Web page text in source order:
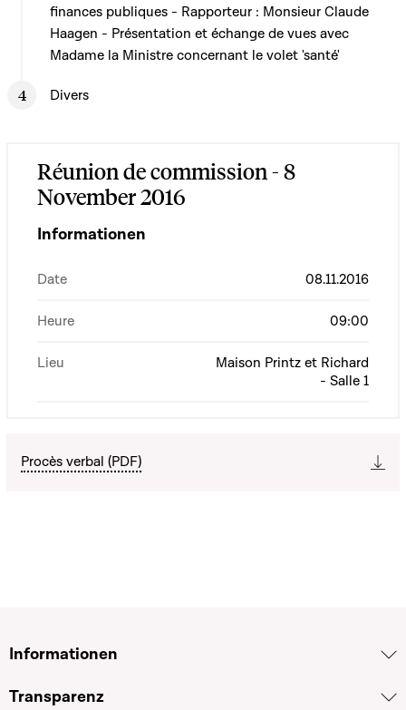
finances publiques - Rapporteur : Monsieur Claude
Haagen - Présentation et échange de vues avec
Madame la Ministre concernant le volet 'santé'
Divers
Réunion de commission - 8
November 2016
Informationen
Date 08.11.2016
Heure 09:00
Lieu
Maison Printz et Richard
- Salle 1
Procès verbal (PDF)
Informationen
Transparenz